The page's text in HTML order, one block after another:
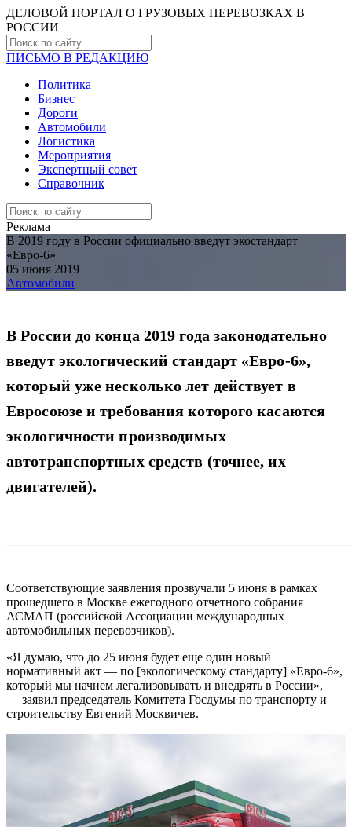
ДЕЛОВОЙ ПОРТАЛ О ГРУЗОВЫХ ПЕРЕВОЗКАХ В
РОCСИИ
ПИСЬМО В РЕДАКЦИЮ
Политика
Бизнес
Дороги
Автомобили
Логистика
Мероприятия
Экспертный совет
Справочник
Реклама
В 2019 году в России официально введут экостандарт
«Евро-6»
05 июня 2019
Автомобили
В России до конца 2019 года законодательно
введут экологический стандарт «Евро-6»,
который уже несколько лет действует в
Евросоюзе и требования которого касаются
экологичности производимых
автотранспортных средств (точнее, их
двигателей).
Соответствующие заявления прозвучали 5 июня в рамках
прошедшего в Москве ежегодного отчетного собрания
АСМАП (российской Ассоциации международных
автомобильных перевозчиков).
«Я думаю, что до 25 июня будет еще один новый
нормативный акт — по [экологическому стандарту] «Евро-6»,
который мы начнем легализовывать и внедрять в России»,
— заявил председатель Комитета Госдумы по транспорту и
строительству Евгений Москвичев.